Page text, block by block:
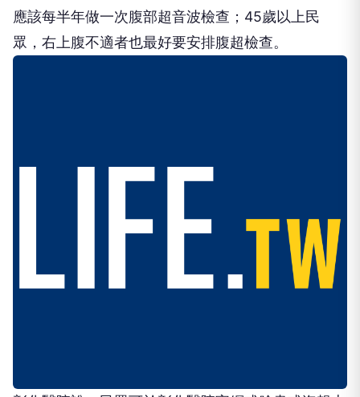
應該每半年做一次腹部超音波檢查；45歲以上民
眾，右上腹不適者也最好要安排腹超檢查。